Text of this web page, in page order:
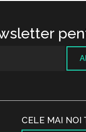
CELE MAI NOI